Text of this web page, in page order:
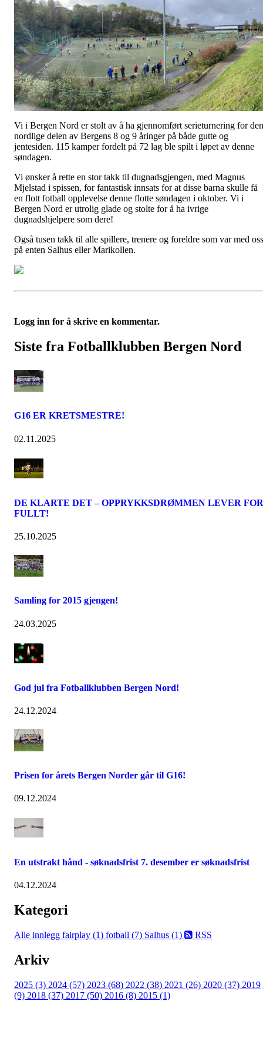
Vi i Bergen Nord er stolt av å ha gjennomført serieturnering for den
nordlige delen av Bergens 8 og 9 åringer på både gutte og
jentesiden. 115 kamper fordelt på 72 lag ble spilt i løpet av denne
søndagen.
Vi ønsker å rette en stor takk til dugnadsgjengen, med Magnus
Mjelstad i spissen, for fantastisk innsats for at disse barna skulle få
en flott fotball opplevelse denne flotte søndagen i oktober. Vi i
Bergen Nord er utrolig glade og stolte for å ha ivrige
dugnadshjelpere som dere!
Også tusen takk til alle spillere, trenere og foreldre som var med oss
på enten Salhus eller Marikollen.
Logg inn for å skrive en kommentar.
Siste fra Fotballklubben Bergen Nord
G16 ER KRETSMESTRE!
02.11.2025
DE KLARTE DET – OPPRYKKSDRØMMEN LEVER FOR
FULLT!
25.10.2025
Samling for 2015 gjengen!
24.03.2025
God jul fra Fotballklubben Bergen Nord!
24.12.2024
Prisen for årets Bergen Norder går til G16!
09.12.2024
En utstrakt hånd - søknadsfrist 7. desember er søknadsfrist
04.12.2024
Kategori
Alle innlegg fairplay (1) fotball (7) Salhus (1) RSS
Arkiv
2025 (3) 2024 (57) 2023 (68) 2022 (38) 2021 (26) 2020 (37) 2019
(9) 2018 (37) 2017 (50) 2016 (8) 2015 (1)